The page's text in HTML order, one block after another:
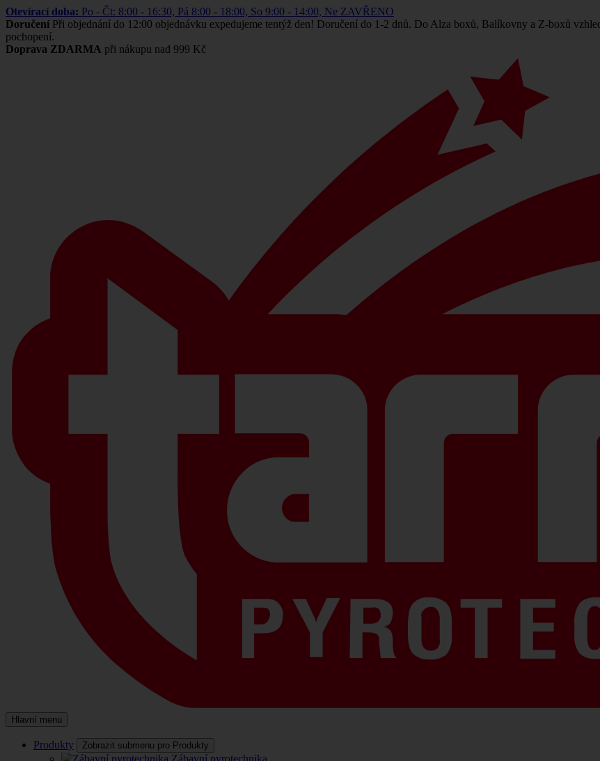
Otevírací doba: Po - Čt: 8:00 - 16:30, Pá 8:00 - 18:00, So 9:00 - 14:00, Ne ZAVŘENO
Doručení Při objednání do 12:00 objednávku expedujeme tentýž den! Doručení do 1-2 dnů. Do Alza boxů, Balíkovny a Z-boxů
pochopení.
Doprava ZDARMA při nákupu nad 999 Kč
Hlavní menu
Produkty Zobrazit submenu pro Produkty
Zábavní pyrotechnika